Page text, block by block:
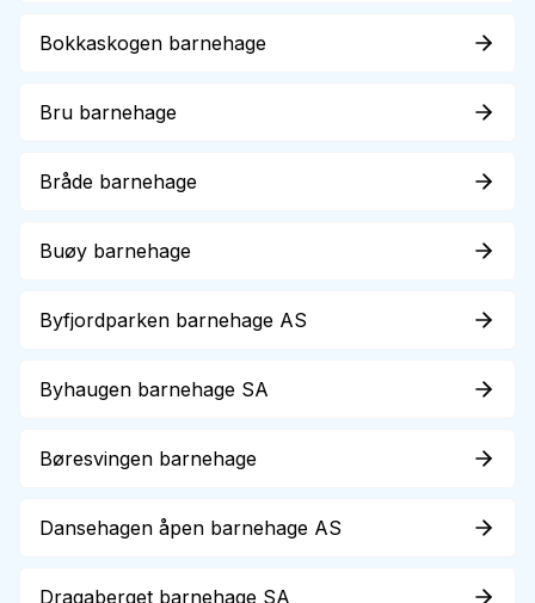
Bokkaskogen barnehage
Bru barnehage
Bråde barnehage
Buøy barnehage
Byfjordparken barnehage AS
Byhaugen barnehage SA
Børesvingen barnehage
Dansehagen åpen barnehage AS
Dragaberget barnehage SA